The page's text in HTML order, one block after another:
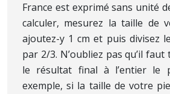
France est exprimé sans unité
calculer, mesurez la taille de
ajoutez-y 1 cm et puis divisez
par 2/3. N’oubliez pas qu’il
le résultat final à l’entier le
exemple, si la taille de votre